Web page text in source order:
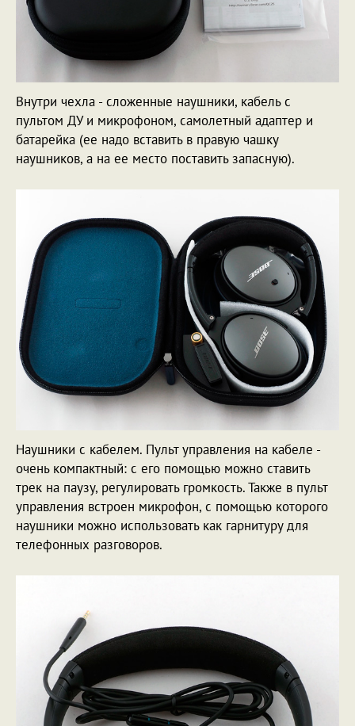
Внутри чехла - сложенные наушники, кабель с
пультом ДУ и микрофоном, самолетный адаптер и
батарейка (ее надо вставить в правую чашку
наушников, а на ее место поставить запасную).
Наушники с кабелем. Пульт управления на кабеле -
очень компактный: с его помощью можно ставить
трек на паузу, регулировать громкость. Также в пульт
управления встроен микрофон, с помощью которого
наушники можно использовать как гарнитуру для
телефонных разговоров.